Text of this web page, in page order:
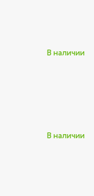
В наличии
В наличии